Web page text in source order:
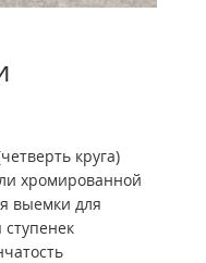
круга)
хромированной
выемки для